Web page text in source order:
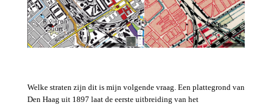
Welke straten zijn dit is mijn volgende vraag. Een plattegrond van
Den Haag uit 1897 laat de eerste uitbreiding van het